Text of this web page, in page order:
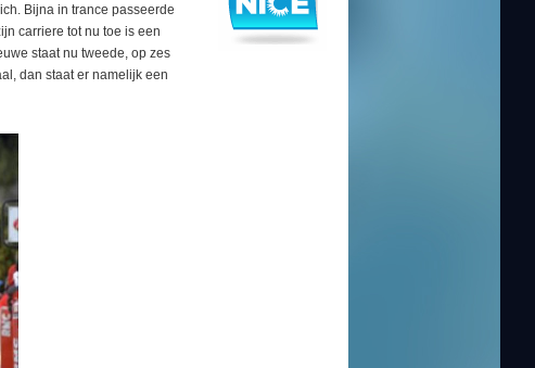
Bijna in trance passeerde
carriere tot nu toe is een
staat nu tweede, op zes
dan staat er namelijk een